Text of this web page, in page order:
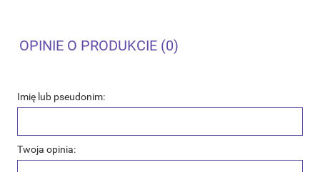
OPINIE O PRODUKCIE (0)
Imię lub pseudonim:
Twoja opinia: